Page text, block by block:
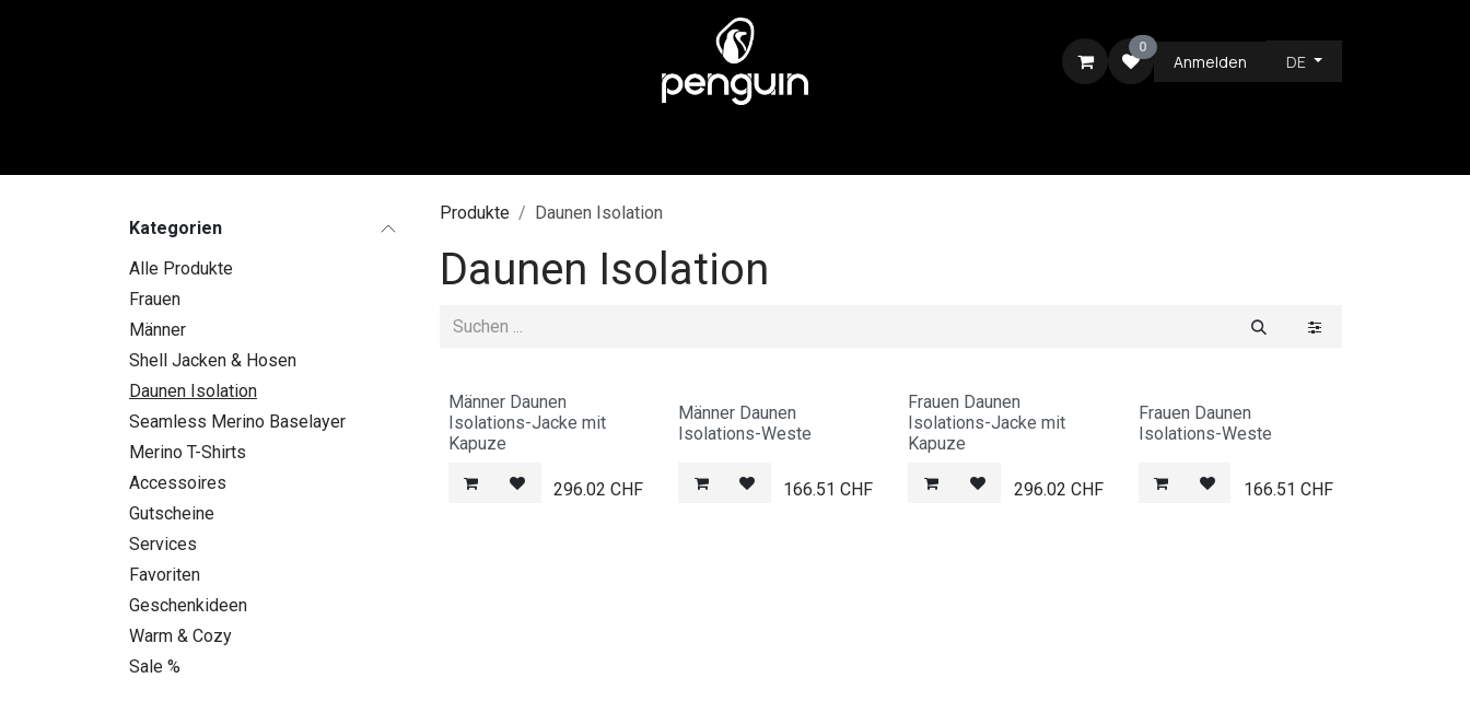
0
Anmelden DE
Kategorien
Alle Produkte
Frauen
Männer
Shell Jacken & Hosen
Daunen Isolation
Seamless Merino Baselayer
Merino T-Shirts
Accessoires
Gutscheine
Services
Favoriten
Geschenkideen
Warm & Cozy
Sale %
Produkte Daunen Isolation
Daunen Isolation
Männer Daunen
Isolations-Jacke mit
Kapuze
296.02 CHF
Männer Daunen
Isolations-Weste
166.51 CHF
Frauen Daunen
Isolations-Jacke mit
Kapuze
296.02 CHF
Frauen Daunen
Isolations-Weste
166.51 CHF